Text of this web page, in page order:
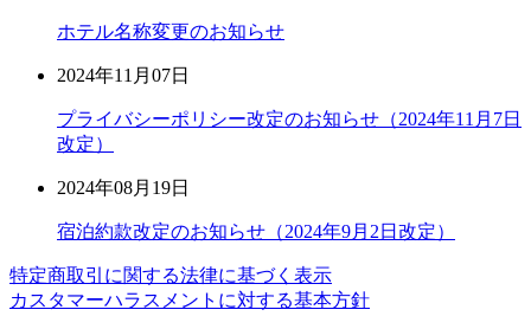
ホテル名称変更のお知らせ
2024年11月07日
プライバシーポリシー改定のお知らせ（2024年11月7日
改定）
2024年08月19日
宿泊約款改定のお知らせ（2024年9月2日改定）
特定商取引に関する法律に基づく表示
カスタマーハラスメントに対する基本方針